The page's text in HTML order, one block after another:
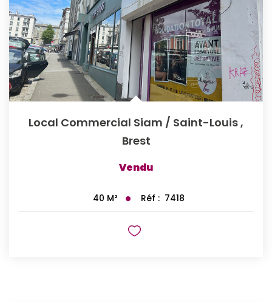
Local Commercial Siam / Saint-Louis,
Brest
Vendu
40 M² Réf : 7418